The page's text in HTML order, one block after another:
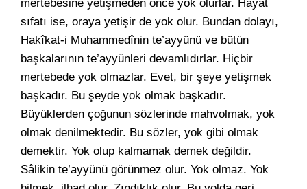
mertebesine yetişmeden önce yok olurlar. Hayat
sıfatı ise, oraya yetişir de yok olur. Bundan dolayı,
Hakîkat-i Muhammedînin te’ayyünü ve bütün
başkalarının te’ayyünleri devamlıdırlar. Hiçbir
mertebede yok olmazlar. Evet, bir şeye yetişmek
başkadır. Bu şeyde yok olmak başkadır.
Büyüklerden çoğunun sözlerinde mahvolmak, yok
olmak denilmektedir. Bu sözler, yok gibi olmak
demektir. Yok olup kalmamak demek değildir.
Sâlikin te’ayyünü görünmez olur. Yok olmaz. Yok